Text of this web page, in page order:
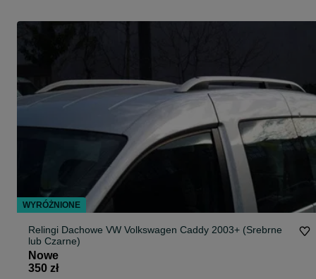
Relingi Dachowe VW Volkswagen Caddy 2003+ (Srebrne
lub Czarne)
Nowe
350 zł
WYRÓŻNIONE